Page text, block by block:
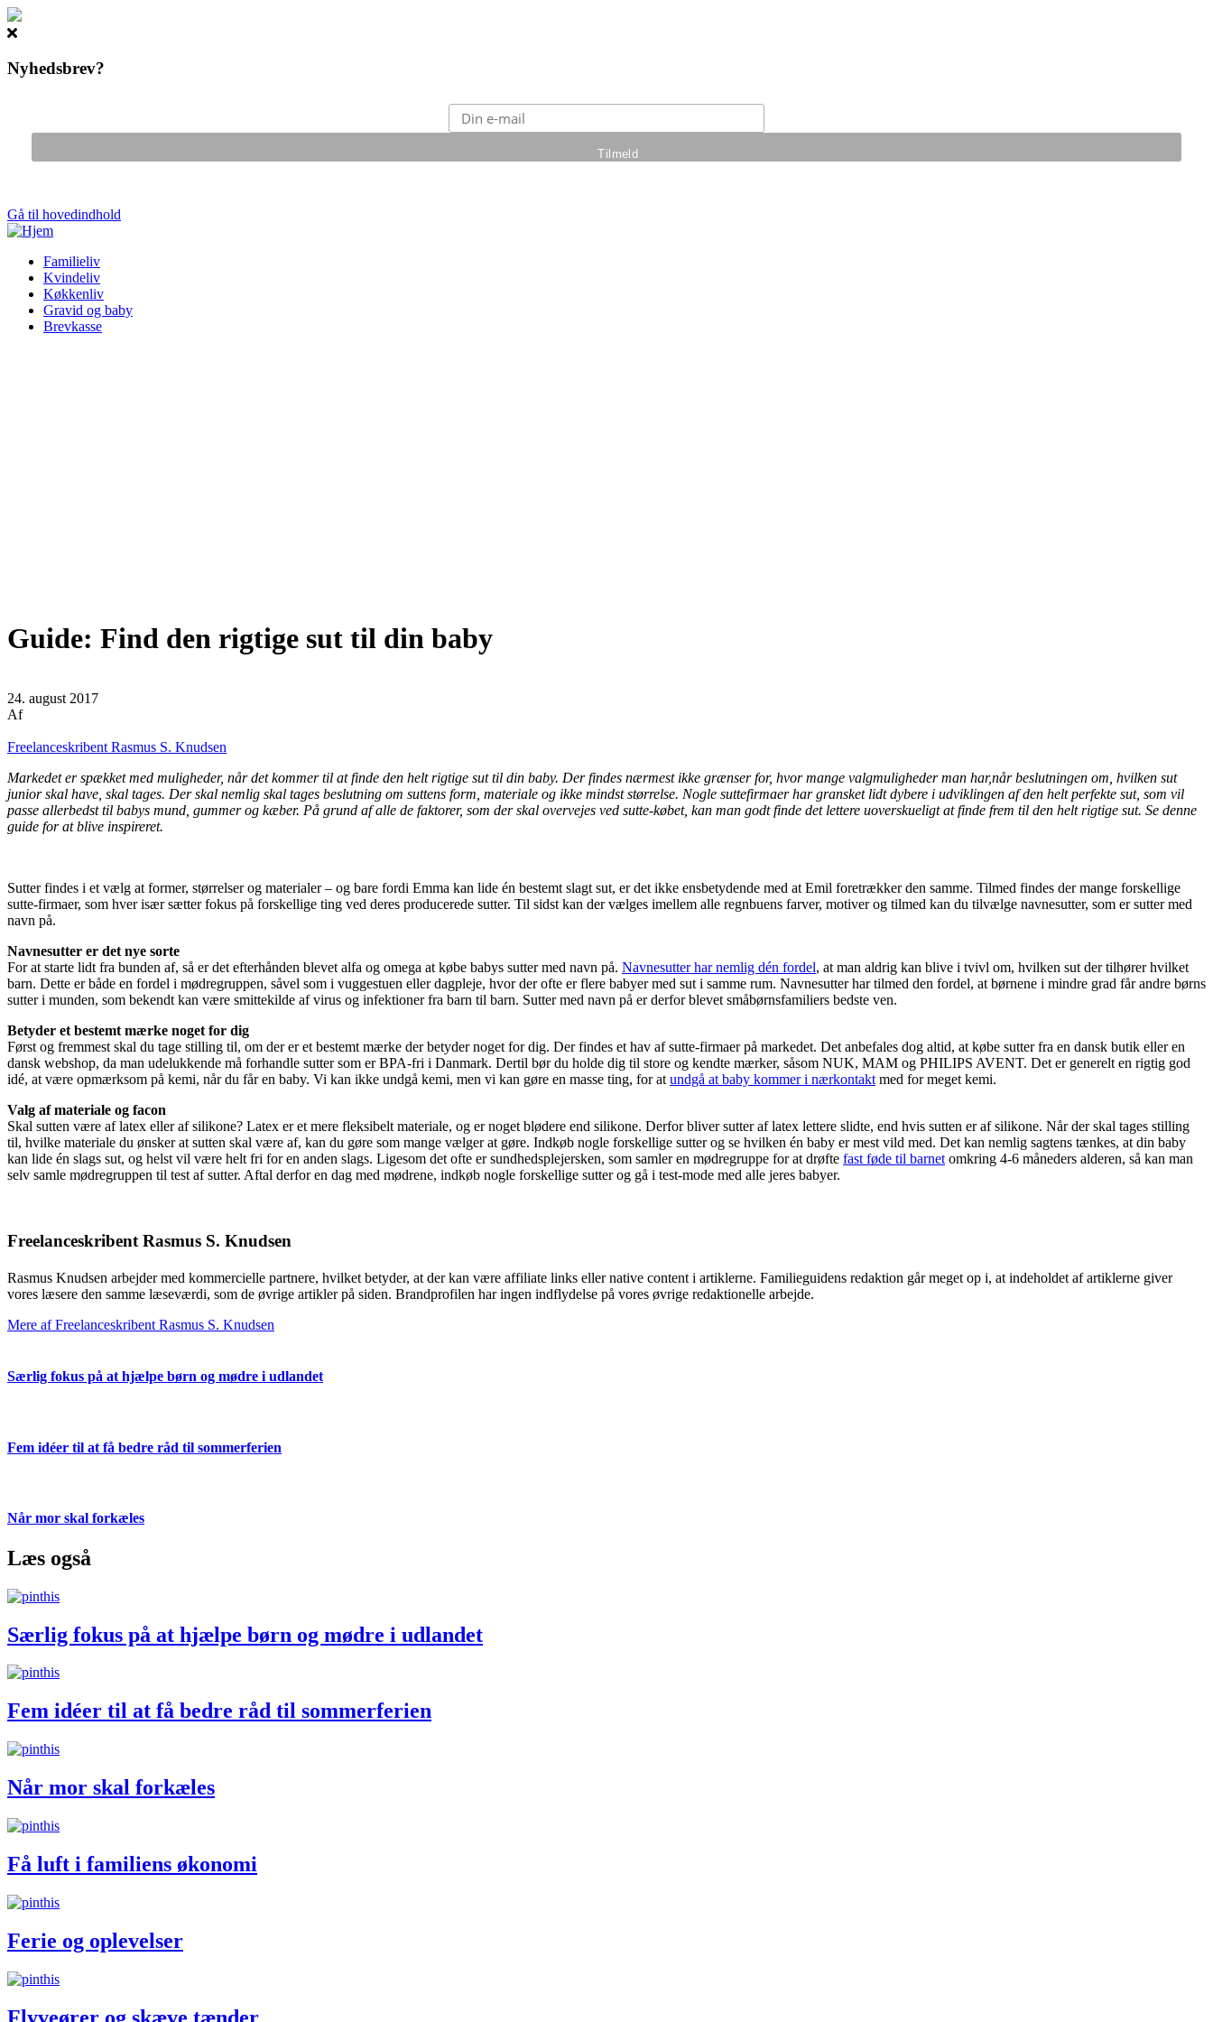
Nyhedsbrev?
Gå til hovedindhold
Familieliv
Kvindeliv
Køkkenliv
Gravid og baby
Brevkasse
Guide: Find den rigtige sut til din baby
24. august 2017
Af
Freelanceskribent Rasmus S. Knudsen
Markedet er spækket med muligheder, når det kommer til at finde den helt rigtige sut til din baby. Der findes nærmest ikke grænser for, hvor mange valgmuligheder man har,når beslutningen om, hvilken sut
junior skal have, skal tages. Der skal nemlig skal tages beslutning om suttens form, materiale og ikke mindst størrelse. Nogle suttefirmaer har gransket lidt dybere i udviklingen af den helt perfekte sut, som vil
passe allerbedst til babys mund, gummer og kæber. På grund af alle de faktorer, som der skal overvejes ved sutte-købet, kan man godt finde det lettere uoverskueligt at finde frem til den helt rigtige sut. Se denne
guide for at blive inspireret.
Sutter findes i et vælg at former, størrelser og materialer – og bare fordi Emma kan lide én bestemt slagt sut, er det ikke ensbetydende med at Emil foretrækker den samme. Tilmed findes der mange forskellige
sutte-firmaer, som hver især sætter fokus på forskellige ting ved deres producerede sutter. Til sidst kan der vælges imellem alle regnbuens farver, motiver og tilmed kan du tilvælge navnesutter, som er sutter med
navn på.
Navnesutter er det nye sorte
For at starte lidt fra bunden af, så er det efterhånden blevet alfa og omega at købe babys sutter med navn på. Navnesutter har nemlig dén fordel, at man aldrig kan blive i tvivl om, hvilken sut der tilhører hvilket
barn. Dette er både en fordel i mødregruppen, såvel som i vuggestuen eller dagpleje, hvor der ofte er flere babyer med sut i samme rum. Navnesutter har tilmed den fordel, at børnene i mindre grad får andre børns
sutter i munden, som bekendt kan være smittekilde af virus og infektioner fra barn til barn. Sutter med navn på er derfor blevet småbørnsfamiliers bedste ven.
Betyder et bestemt mærke noget for dig
Først og fremmest skal du tage stilling til, om der er et bestemt mærke der betyder noget for dig. Der findes et hav af sutte-firmaer på markedet. Det anbefales dog altid, at købe sutter fra en dansk butik eller en
dansk webshop, da man udelukkende må forhandle sutter som er BPA-fri i Danmark. Dertil bør du holde dig til store og kendte mærker, såsom NUK, MAM og PHILIPS AVENT. Det er generelt en rigtig god
idé, at være opmærksom på kemi, når du får en baby. Vi kan ikke undgå kemi, men vi kan gøre en masse ting, for at undgå at baby kommer i nærkontakt med for meget kemi.
Valg af materiale og facon
Skal sutten være af latex eller af silikone? Latex er et mere fleksibelt materiale, og er noget blødere end silikone. Derfor bliver sutter af latex lettere slidte, end hvis sutten er af silikone. Når der skal tages stilling
til, hvilke materiale du ønsker at sutten skal være af, kan du gøre som mange vælger at gøre. Indkøb nogle forskellige sutter og se hvilken én baby er mest vild med. Det kan nemlig sagtens tænkes, at din baby
kan lide én slags sut, og helst vil være helt fri for en anden slags. Ligesom det ofte er sundhedsplejersken, som samler en mødregruppe for at drøfte fast føde til barnet omkring 4-6 måneders alderen, så kan man
selv samle mødregruppen til test af sutter. Aftal derfor en dag med mødrene, indkøb nogle forskellige sutter og gå i test-mode med alle jeres babyer.
Freelanceskribent Rasmus S. Knudsen
Rasmus Knudsen arbejder med kommercielle partnere, hvilket betyder, at der kan være affiliate links eller native content i artiklerne. Familieguidens redaktion går meget op i, at indeholdet af artiklerne giver
vores læsere den samme læseværdi, som de øvrige artikler på siden. Brandprofilen har ingen indflydelse på vores øvrige redaktionelle arbejde.
Mere af Freelanceskribent Rasmus S. Knudsen
Særlig fokus på at hjælpe børn og mødre i udlandet
Fem idéer til at få bedre råd til sommerferien
Når mor skal forkæles
Læs også
Særlig fokus på at hjælpe børn og mødre i udlandet
Fem idéer til at få bedre råd til sommerferien
Når mor skal forkæles
Få luft i familiens økonomi
Ferie og oplevelser
Flyveører og skæve tænder